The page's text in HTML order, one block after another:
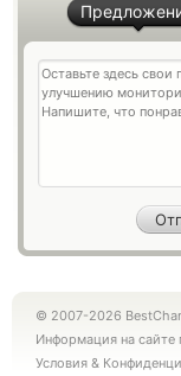
© 2007-2026
Информация на сайте
Условия &